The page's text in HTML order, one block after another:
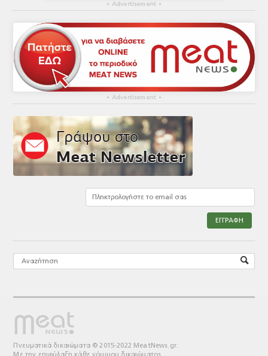
▴ Advertisement ▴
▴ Advertisement ▴
Πνευματικά δικαιώματα © 2015-2022 MeatNews.gr.